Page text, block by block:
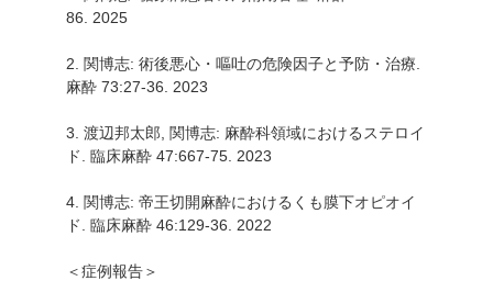
86. 2025
2. 関博志: 術後悪心・嘔吐の危険因子と予防・治療.
麻酔 73:27-36. 2023
3. 渡辺邦太郎, 関博志: 麻酔科領域におけるステロイ
ド. 臨床麻酔 47:667-75. 2023
4. 関博志: 帝王切開麻酔におけるくも膜下オピオイ
ド. 臨床麻酔 46:129-36. 2022
＜症例報告＞